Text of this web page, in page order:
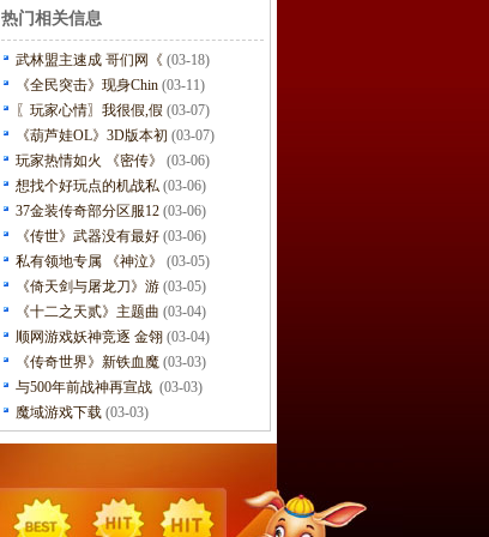
热门相关信息
武林盟主速成 哥们网《 (03-18)
《全民突击》现身Chin (03-11)
〖玩家心情〗我很假,假 (03-07)
《葫芦娃OL》3D版本初 (03-07)
玩家热情如火 《密传》
(03-06)
想找个好玩点的机战私 (03-06)
37金装传奇部分区服12 (03-06)
《传世》武器没有最好 (03-06)
私有领地专属 《神泣》
(03-05)
《倚天剑与屠龙刀》游 (03-05)
《十二之天贰》主题曲 (03-04)
顺网游戏妖神竞逐 金翎 (03-04)
《传奇世界》新铁血魔 (03-03)
与500年前战神再宣战 (03-03)
魔域游戏下载 (03-03)